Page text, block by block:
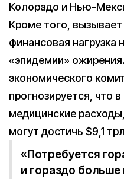
Колорадо и Нью-
Кроме того,
финансовая нагрузка
«эпидемии»
экономического
прогнозируется, что
медицинские
могут достичь $9,1
«Потребуется
и гораздо